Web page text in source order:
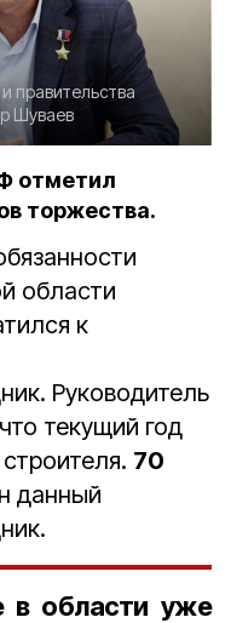
правительства
Шуваев
отметил
торжества.
области
к
Руководитель
текущий год
70
данный
в области уже